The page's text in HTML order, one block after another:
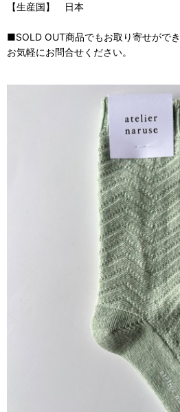
【生産国】 日本
■SOLD OUT商品でもお取り寄せがで
お気軽にお問合せください。